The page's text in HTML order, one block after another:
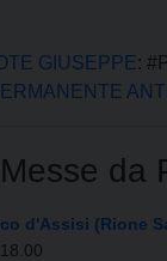
GIUSEPPE:
da
d'Assisi (Rione
18.00